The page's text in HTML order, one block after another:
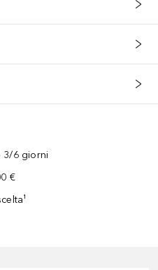
3/6 giorni
€